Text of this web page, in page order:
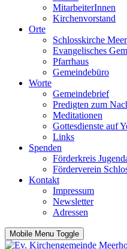
MitarbeiterInnen
Kirchenvorstand
Orte
Schlosskirche
Evangelisches
Pfarrhaus
Gemeindebüro
Worte
Gemeindebrief
Predigten zum
Meditationen
Gottesdienste auf
Links
Spenden
Förderkreis
Förderverein
Kontakt
Impressum
Newsletter
Adressen
Mobile Menu Toggle